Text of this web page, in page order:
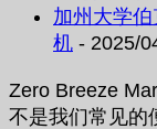
加州大学
机 - 2025/
Zero Breeze
不是我们常见的